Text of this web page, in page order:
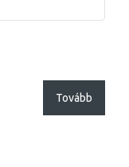
Tovább